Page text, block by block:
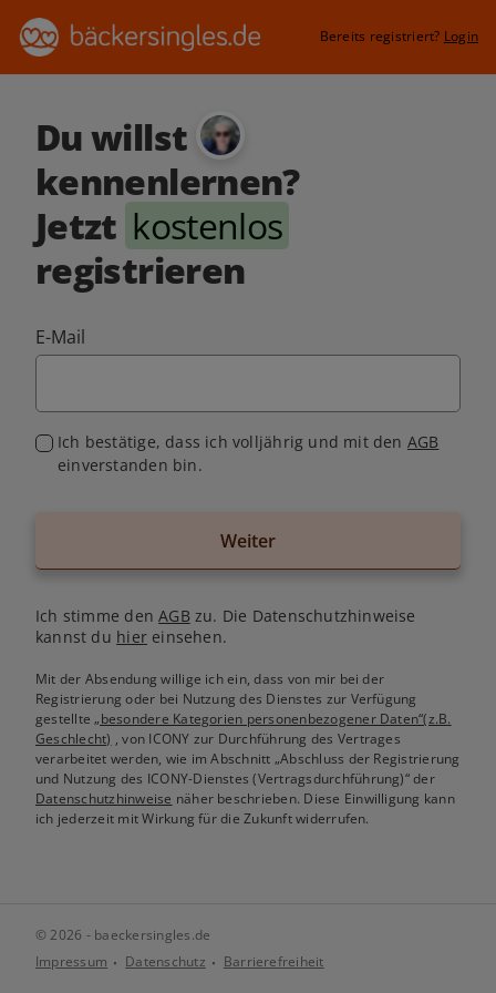
Bereits registriert? Login
Du willst
kennenlernen?
Jetzt kostenlos
registrieren
E-Mail
Ich bestätige, dass ich volljährig und mit den AGB
einverstanden bin.
Weiter
Ich stimme denAGB zu. Die Datenschutzhinweise
kannst du hiereinsehen.
Mit der Absendung willige ich ein, dass von mir bei der
Registrierung oder bei Nutzung des Dienstes zur Verfügung
gestellte„besondere Kategorien personenbezogener Daten“(z.B.
Geschlecht) , von ICONY zur Durchführung des Vertrages
verarbeitet werden, wie im Abschnitt „Abschluss der Registrierung
und Nutzung des ICONY-Dienstes (Vertragsdurchführung)“ der
Datenschutzhinweise näher beschrieben. Diese Einwilligung kann
ich jederzeit mit Wirkung für die Zukunft widerrufen.
© 2026 - baeckersingles.de
Impressum
Datenschutz Barrierefreiheit